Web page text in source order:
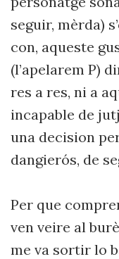
seguir, mèrda)
con, aqueste
(l’apelarem P)
res a res, ni a
incapable de
una decision
dangierós, de
Per que
ven veire al
me va sortir lo